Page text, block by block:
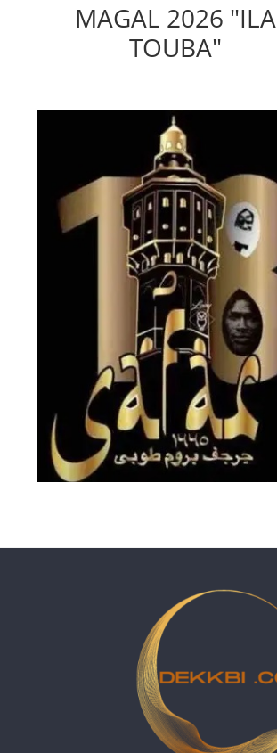
MAGAL 2026 "ILA
TOUBA"